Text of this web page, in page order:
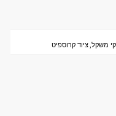
משקל,ציוד קרוספיט